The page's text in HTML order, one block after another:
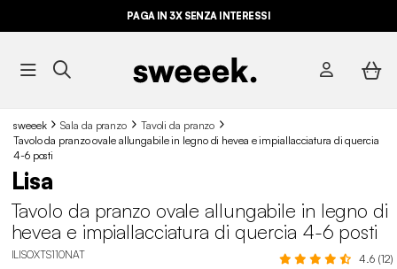
PAGA IN 3X SENZA INTERESSI
sweeek Sala da pranzo
Tavoli da pranzo
Tavolo da pranzo ovale allungabile in legno di hevea e impiallacciatura di quercia
4-6 posti
Lisa
Tavolo da pranzo ovale allungabile in legno di
hevea e impiallacciatura di quercia 4-6 posti
ILISOXTS110NAT 4.6 (12)